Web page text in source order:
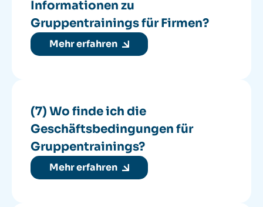
Informationen zu
Gruppentrainings für Firmen?
Mehr erfahren
(7) Wo finde ich die
Geschäftsbedingungen für
Gruppentrainings?
Mehr erfahren